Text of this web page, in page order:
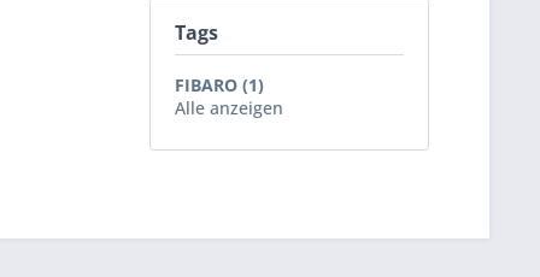
Tags
FIBARO (1)
Alle anzeigen